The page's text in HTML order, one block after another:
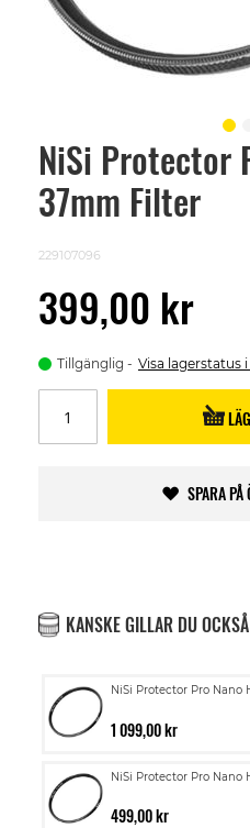
NiSi Protector
37mm Filter
229107096
399,00 kr
Tillgänglig Visa lagerstatus
SPARA PÅ
KANSKE GILLAR DU OCKSÅ
NiSi Protector Pro Nano
1 099,00 kr
NiSi Protector Pro Nano
499,00 kr
Skip
beginning
images